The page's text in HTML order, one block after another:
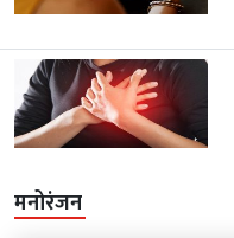
मनोरंजन